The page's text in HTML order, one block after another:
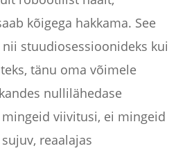
kõigega hakkama. See
stuudiosessioonideks kui
tänu oma võimele
nullilähedase
mingeid viivitusi, ei mingeid
reaalajas